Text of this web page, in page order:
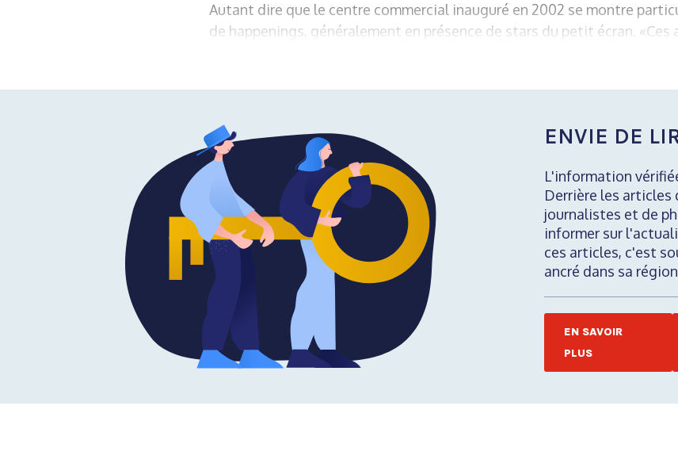
Autant dire que le centre commercial inauguré en 2002 se montre
de happenings, généralement en présence de stars du petit écran.
ENVIE DE
L'information
Derrière les articles
journalistes et de
informer sur
ces articles, c'est
ancré dans sa
EN SAVOIR
PLUS